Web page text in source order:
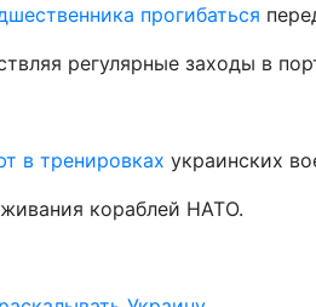
прогибаться
регулярные заходы в
в тренировках украинских
кораблей НАТО.